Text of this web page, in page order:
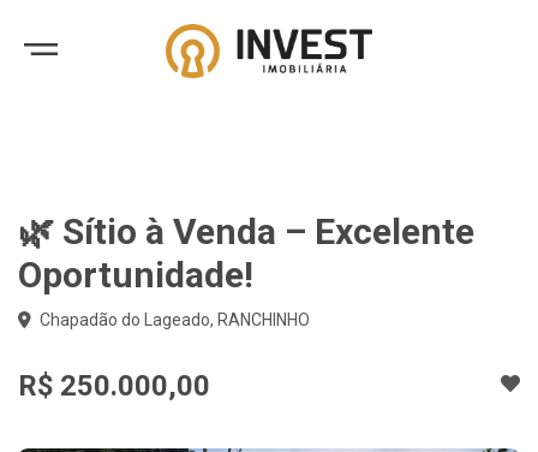
🌿 Sítio à Venda – Excelente
Oportunidade!
Chapadão do Lageado, RANCHINHO
R$ 250.000,00